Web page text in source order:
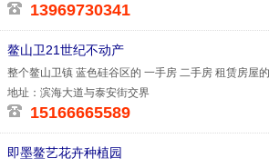
13969730341
鳌山卫21世纪不动产
整个鳌山卫镇 蓝色硅谷区的 一手房 二手房 租赁房屋
地址：滨海大道与泰安街交界
15166665589
即墨鳌艺花卉种植园